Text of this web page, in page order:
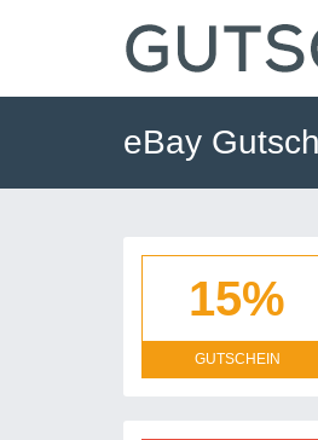
eBay
15%
GUTSCHEIN